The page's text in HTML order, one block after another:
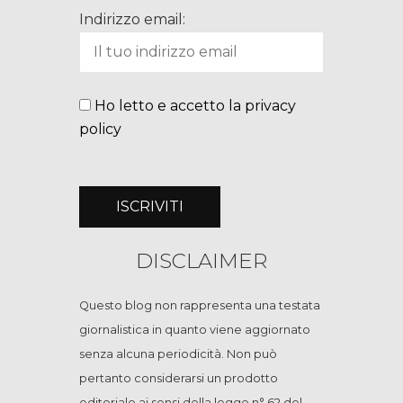
Indirizzo email:
Ho letto e accetto la privacy
policy
DISCLAIMER
Questo blog non rappresenta una testata
giornalistica in quanto viene aggiornato
senza alcuna periodicità. Non può
pertanto considerarsi un prodotto